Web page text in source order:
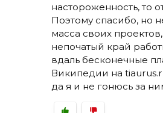
настороженность, то
Поэтому спасибо, но
масса своих
непочатый край
вдаль бесконечные
Википедии на
да я и не гонюсь за